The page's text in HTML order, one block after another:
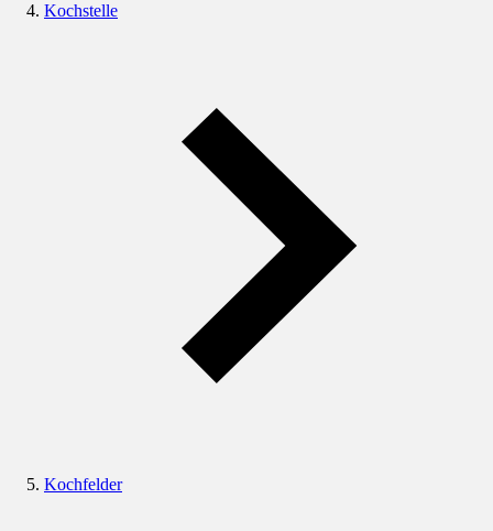
Kochstelle
Kochfelder